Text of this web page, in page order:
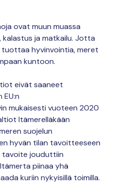
ovat muun muassa
kalastus ja matkailu. Jotta
hyvinvointia, meret
kuntoon.
eivät saaneet
mukaisesti vuoteen 2020
Itämerelläkään
suojelun
hyvän tilan tavoitteeseen
tavoite jouduttiin
piinaa yhä
kuriin nykyisillä toimilla.